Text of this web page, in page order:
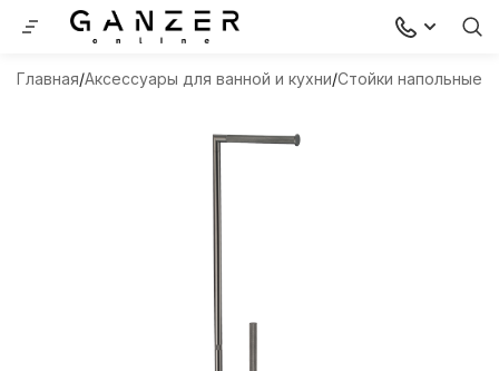
Главная Аксессуары для ванной и кухни Стойки напольные